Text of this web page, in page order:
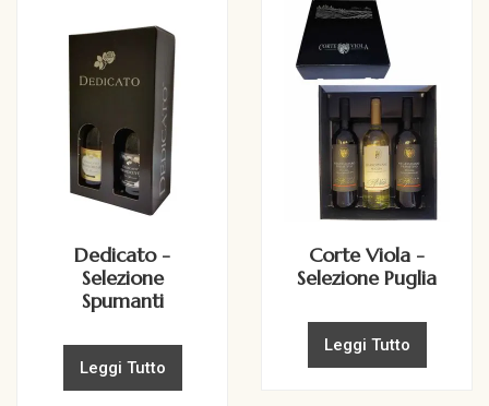
Dedicato -
Selezione
Spumanti
Leggi Tutto
Corte Viola -
Selezione Puglia
Leggi Tutto